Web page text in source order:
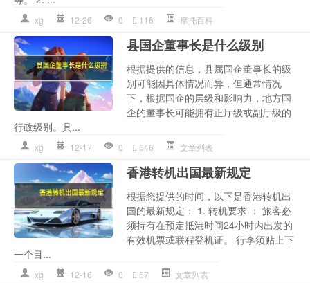
xg 12-26 0 116 摩托百科
县国企董事长是什么级别
根据提供的信息，县属国企董事长的级
别可能因具体情况而异，但通常情况
下，根据国企的层级和影响力，地方国
企的董事长可能拥有正厅级或副厅级的
行政级别。具...
xg 12-17 0 646 文章列表
香港转机出国最新规定
根据您提供的时间，以下是香港转机出
国的最新规定： 1. 转机要求 ： 旅客必
须持有在预定抵港时间24小时内出发的
有效机票或联程登机证。 行李须贴上下
一个目...
xg 12-16 0 67 文章列表